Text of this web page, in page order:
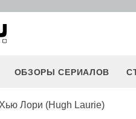
ОБЗОРЫ СЕРИАЛОВ
Хью Лори (Hugh Laurie)